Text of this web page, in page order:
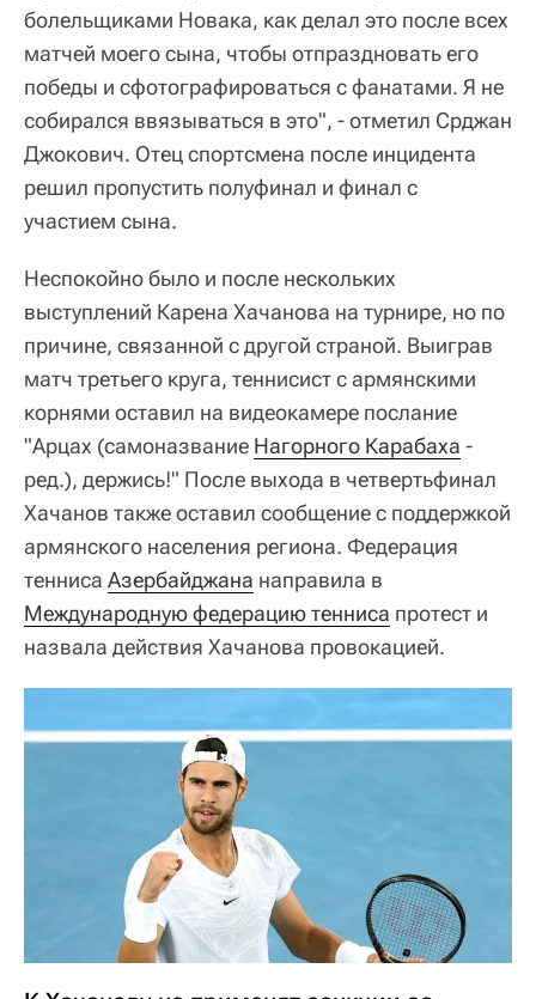
болельщиками Новака, как делал это после всех
матчей моего сына, чтобы отпраздновать его
победы и сфотографироваться с фанатами. Я не
собирался ввязываться в это", - отметил Срджан
Джокович. Отец спортсмена после инцидента
решил пропустить полуфинал и финал с
участием сына.
Неспокойно было и после нескольких
выступлений Карена Хачанова на турнире, но по
причине, связанной с другой страной. Выиграв
матч третьего круга, теннисист с армянскими
корнями оставил на видеокамере послание
"Арцах (самоназвание Нагорного Карабаха -
ред.), держись!" После выхода в четвертьфинал
Хачанов также оставил сообщение с поддержкой
армянского населения региона. Федерация
тенниса Азербайджана направила в
Международную федерацию тенниса протест и
назвала действия Хачанова провокацией.